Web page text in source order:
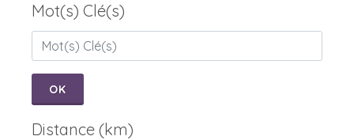
Mot(s) Clé(s)
OK
Distance (km)